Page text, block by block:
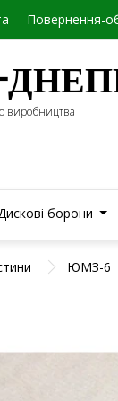
Повернення-
виробництва
борони
ЮМЗ-6